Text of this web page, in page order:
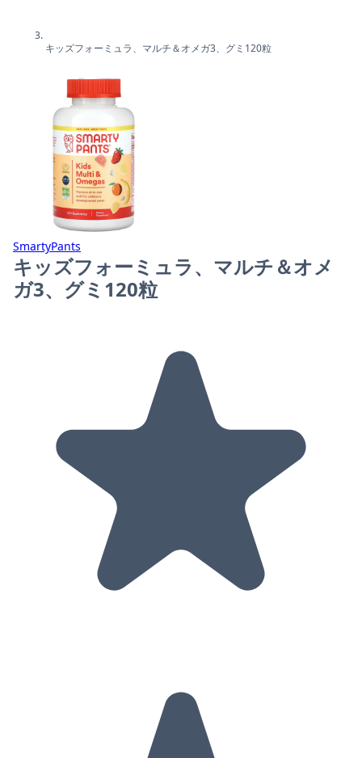
キッズフォーミュラ、マルチ＆オメガ3、グミ120粒
SmartyPants
キッズフォーミュラ、マルチ＆オメ
ガ3、グミ120粒